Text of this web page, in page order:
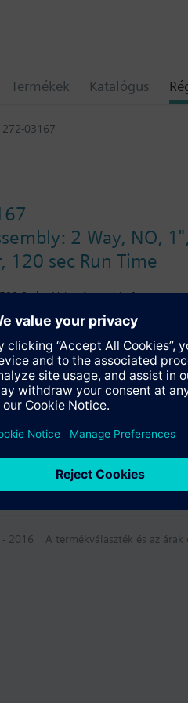
Termékek Katalógus
272-03167
2-Way, NO,
120 sec Run Time
Series Valve Assembly features
open, equal percentage valve
line size of 1".
2016 A termékválaszték és az